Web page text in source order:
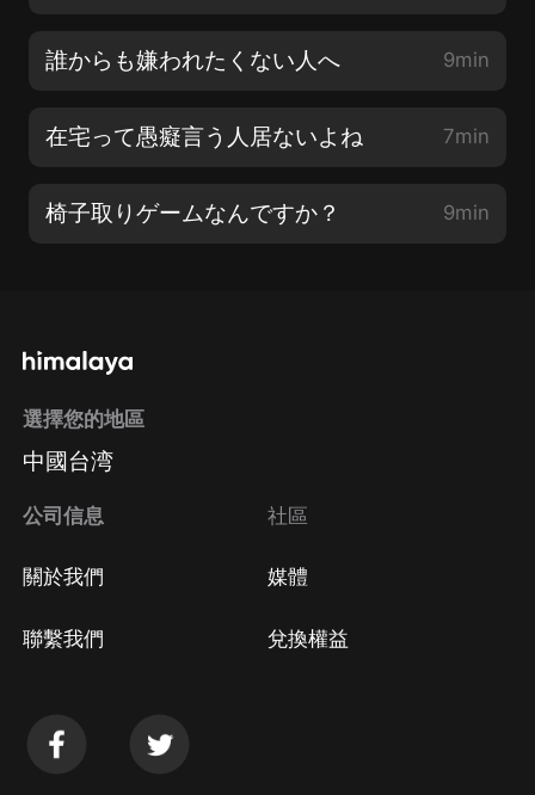
誰からも嫌われたくない人へ 9min
在宅って愚癡言う人居ないよね 7min
椅子取りゲームなんですか？ 9min
選擇您的地區
中國台湾
公司信息
關於我們
聯繫我們
社區
媒體
兌換權益